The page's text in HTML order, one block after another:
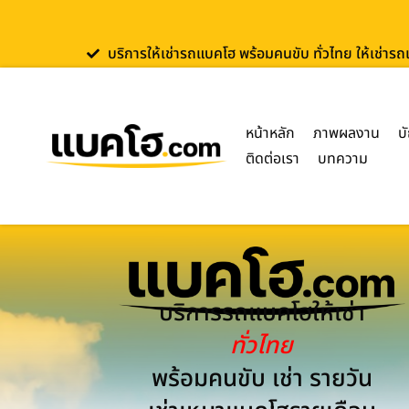
บริการให้เช่ารถแบคโฮ พร้อมคนขับ ทั่วไทย ให้เช่า
หน้าหลัก ภาพผลงาน
ติดต่อเรา
บทความ
บริการรถแบคโฮให้เช่า
ทั่วไทย
พร้อมคนขับ เช่า รายวัน